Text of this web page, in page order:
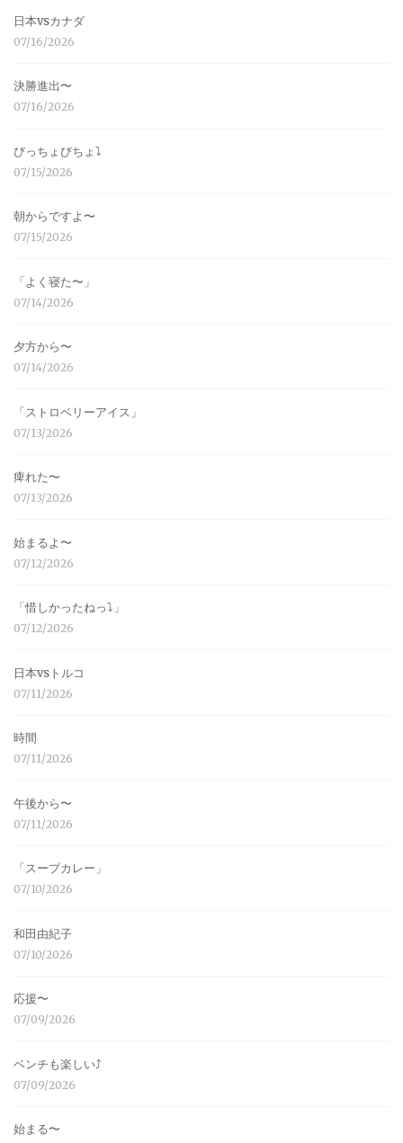
日本vsカナダ
07/16/2026
決勝進出〜
07/16/2026
びっちょびちょ⤵︎
07/15/2026
朝からですよ〜
07/15/2026
「よく寝た〜」
07/14/2026
夕方から〜
07/14/2026
「ストロベリーアイス」
07/13/2026
痺れた〜
07/13/2026
始まるよ〜
07/12/2026
「惜しかったねっ⤵︎」
07/12/2026
日本vsトルコ
07/11/2026
時間
07/11/2026
午後から〜
07/11/2026
「スープカレー」
07/10/2026
和田由紀子
07/10/2026
応援〜
07/09/2026
ベンチも楽しい⤴︎
07/09/2026
始まる〜